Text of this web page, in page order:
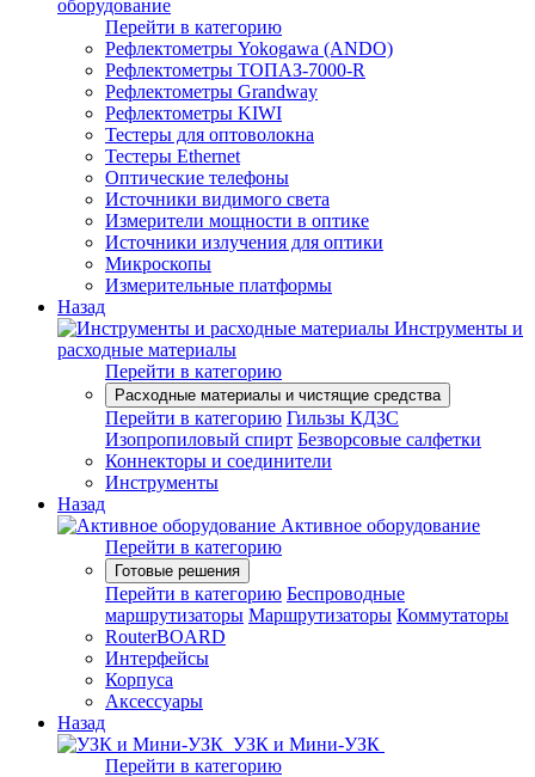
оборудование
Перейти в категорию
Рефлектометры Yokogawa (ANDO)
Рефлектометры ТОПАЗ-7000-R
Рефлектометры Grandway
Рефлектометры KIWI
Тестеры для оптоволокна
Тестеры Ethernet
Оптические телефоны
Источники видимого света
Измерители мощности в оптике
Источники излучения для оптики
Микроскопы
Измерительные платформы
Назад
Инструменты и
расходные материалы
Перейти в категорию
Расходные материалы и чистящие средства
Перейти в категорию Гильзы КДЗС
Изопропиловый спирт Безворсовые салфетки
Коннекторы и соединители
Инструменты
Назад
Активное оборудование
Перейти в категорию
Готовые решения
Перейти в категорию Беспроводные
маршрутизаторы Маршрутизаторы Коммутаторы
RouterBOARD
Интерфейсы
Корпуса
Аксессуары
Назад
УЗК и Мини-УЗК
Перейти в категорию